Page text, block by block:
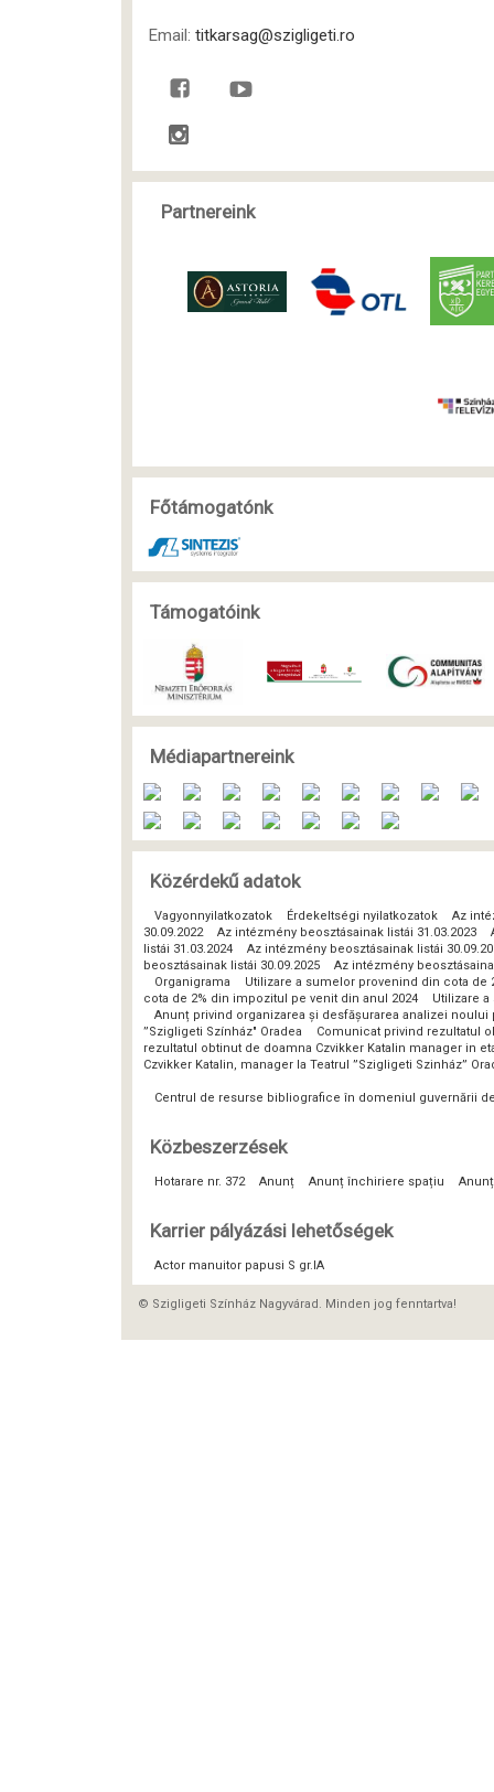
Email: titkarsag@szigligeti.ro
Partnereink
Főtámogatónk
Támogatóink
Médiapartnereink
Közérdekű adatok
Vagyonnyilatkozatok Érdekeltségi nyilatkozatok
Az
30.09.2022
Az intézmény beosztásainak listái 31.03.2023
listái 31.03.2024
Az intézmény beosztásainak listái
beosztásainak listái 30.09.2025
Az intézmény
Organigrama
Utilizare a sumelor provenind din cota
cota de 2% din impozitul pe venit din anul 2024
Utilizare
Anunț privind organizarea și desfășurarea analizei
”Szigligeti Színház" Oradea
Comunicat privind rezultatul
rezultatul obtinut de doamna Czvikker Katalin manager in
Czvikker Katalin, manager la Teatrul ”Szigligeti Szinház”
Centrul de resurse bibliografice în domeniul guvernării
Közbeszerzések
Hotarare nr. 372 Anunț Anunț închiriere spațiu
Karrier pályázási lehetőségek
Actor manuitor papusi S gr.IA
© Szigligeti Színház Nagyvárad. Minden jog fenntartva!